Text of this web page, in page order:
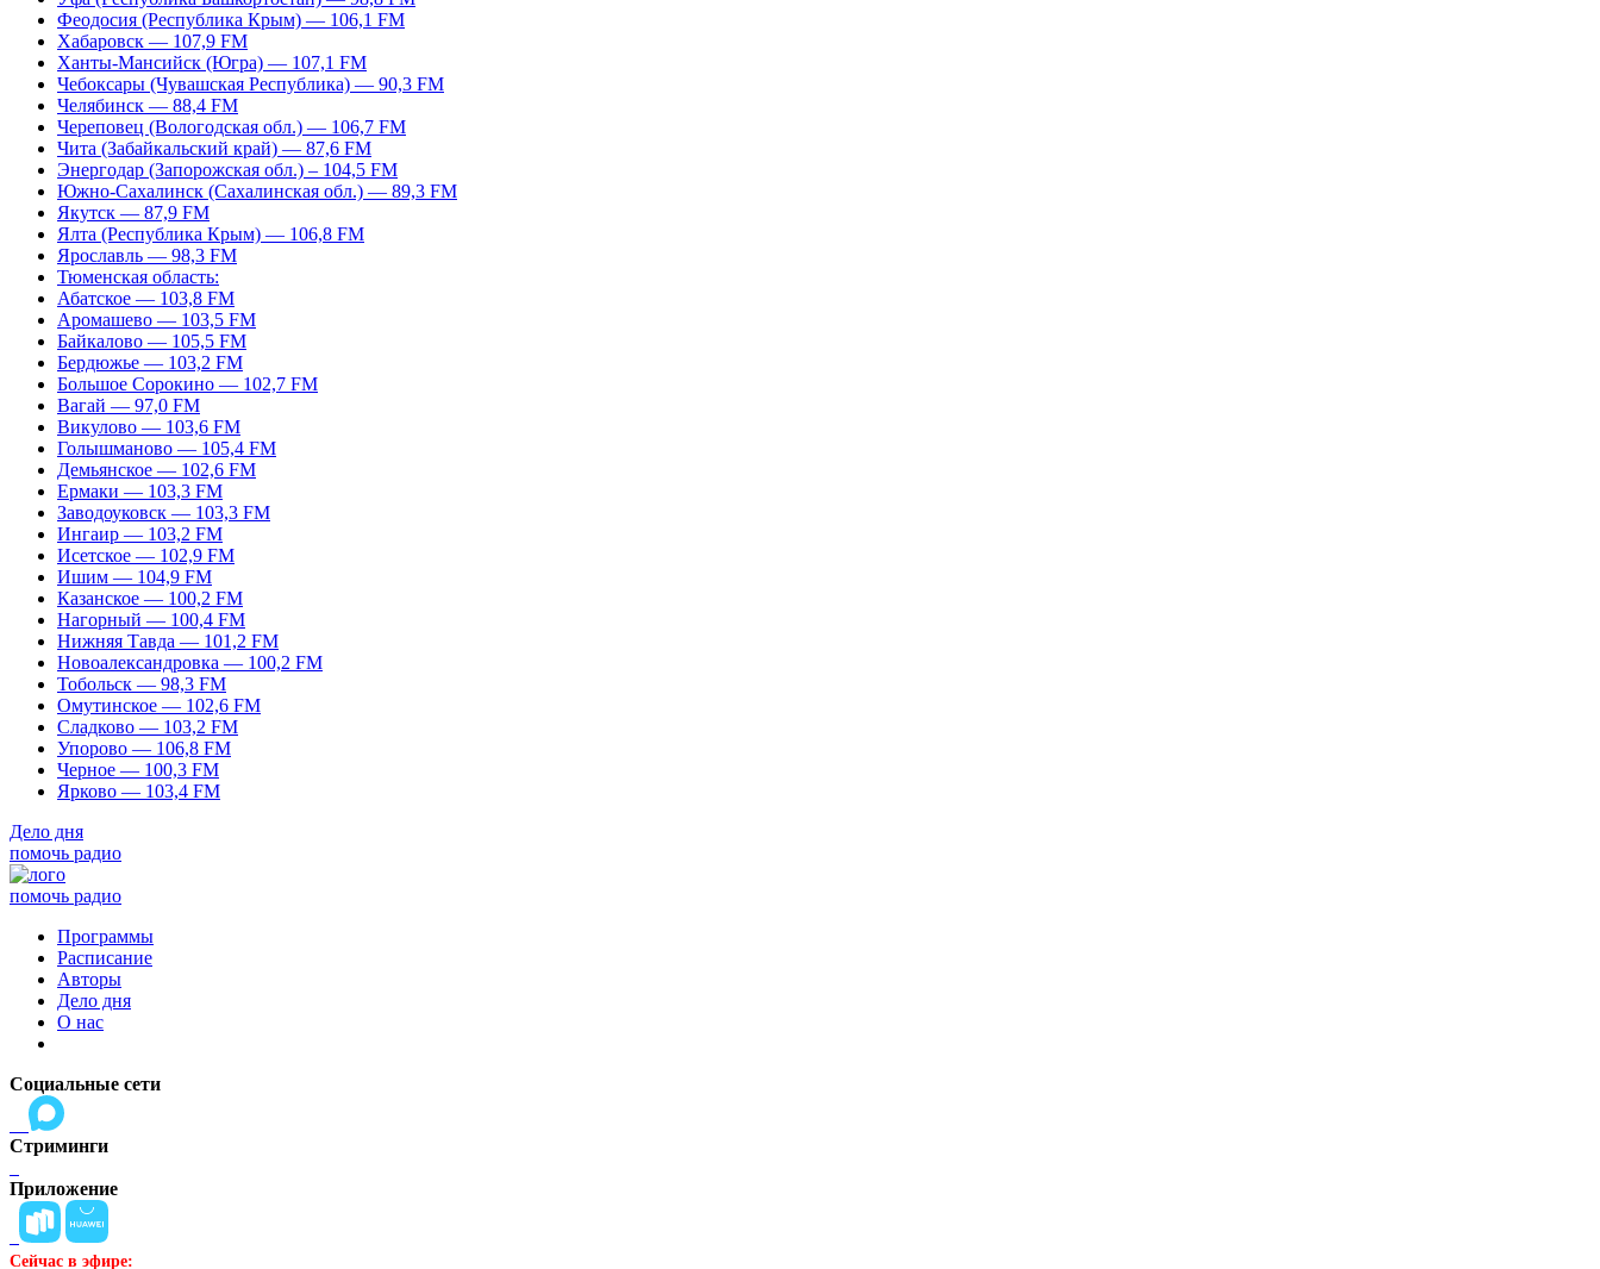
Феодосия (Республика Крым) — 106,1 FM
Хабаровск — 107,9 FM
Ханты-Мансийск (Югра) — 107,1 FM
Чебоксары (Чувашская Республика) — 90,3 FM
Челябинск — 88,4 FM
Череповец (Вологодская обл.) — 106,7 FM
Чита (Забайкальский край) — 87,6 FM
Энергодар (Запорожская обл.) – 104,5 FM
Южно-Сахалинск (Сахалинская обл.) — 89,3 FM
Якутск — 87,9 FM
Ялта (Республика Крым) — 106,8 FM
Ярославль — 98,3 FM
Тюменская область:
Абатское — 103,8 FM
Аромашево — 103,5 FM
Байкалово — 105,5 FM
Бердюжье — 103,2 FM
Большое Сорокино — 102,7 FM
Вагай — 97,0 FM
Викулово — 103,6 FM
Голышманово — 105,4 FM
Демьянское — 102,6 FM
Ермаки — 103,3 FM
Заводоуковск — 103,3 FM
Ингаир — 103,2 FM
Исетское — 102,9 FM
Ишим — 104,9 FM
Казанское — 100,2 FM
Нагорный — 100,4 FM
Нижняя Тавда — 101,2 FM
Новоалександровка — 100,2 FM
Тобольск — 98,3 FM
Омутинское — 102,6 FM
Сладково — 103,2 FM
Упорово — 106,8 FM
Черное — 100,3 FM
Ярково — 103,4 FM
Дело дня
помочь радио
помочь радио
Программы
Расписание
Авторы
Дело дня
О нас
Социальные сети
Стриминги
Приложение
Сейчас в эфире: